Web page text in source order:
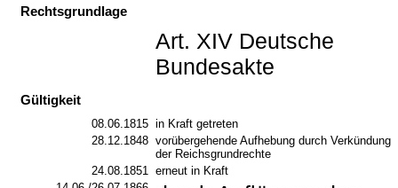
Rechtsgrundlage
Art. XIV Deutsche
Bundesakte
Gültigkeit
08.06.1815 in Kraft getreten
28.12.1848 vorübergehende Aufhebung durch Verkündung
der Reichsgrundrechte
24.08.1851 erneut in Kraft